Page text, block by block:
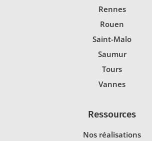
Rennes
Rouen
Saint-Malo
Saumur
Tours
Vannes
Ressources
Nos réalisations